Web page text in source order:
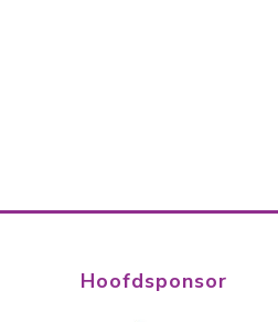
Hoofdsponsor